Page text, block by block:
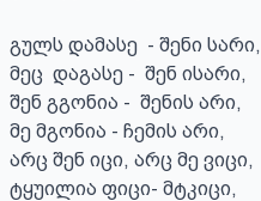
გულს დამასე  - შენი სარი,
მეც  დაგასე -  შენ ისარი,
შენ გგონია -  შენის არი,
მე მგონია - ჩემის არი,
არც შენ იცი, არც მე ვიცი,
ტყუილია ფიცი- მტკიცი,